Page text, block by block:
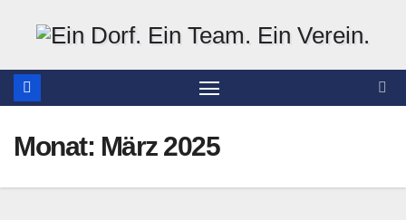
springen
Monat: März 2025